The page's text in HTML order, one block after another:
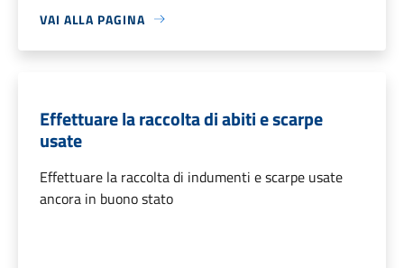
VAI ALLA PAGINA
Effettuare la raccolta di abiti e scarpe
usate
Effettuare la raccolta di indumenti e scarpe usate
ancora in buono stato